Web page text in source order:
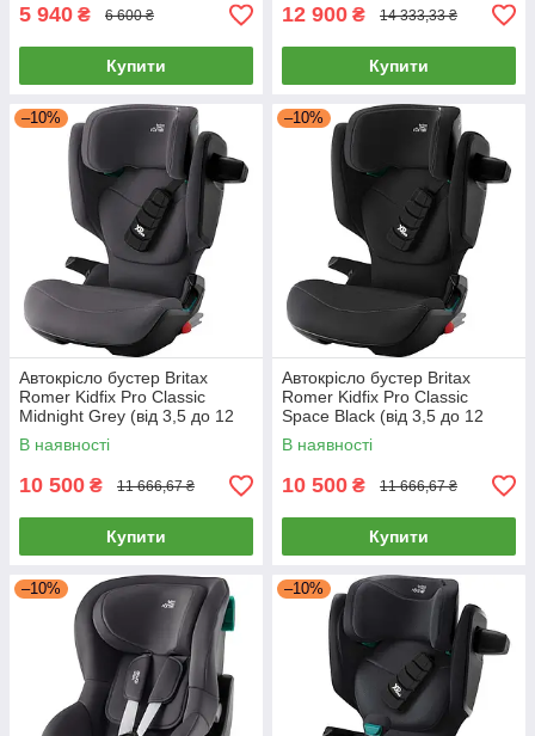
5 940 ₴ 6 600 ₴
Купити
12 900 ₴ 14 333,33 ₴
Купити
–10%
Автокрісло бустер Britax
Romer Kidfix Pro Classic
Midnight Grey (від 3,5 до 12
років, накладка на ремінь)
В наявності
10 500 ₴ 11 666,67 ₴
Купити
–10%
Автокрісло бустер Britax
Romer Kidfix Pro Classic
Space Black (від 3,5 до 12
років, накладка на ремінь)
В наявності
10 500 ₴ 11 666,67 ₴
Купити
–10% –10%